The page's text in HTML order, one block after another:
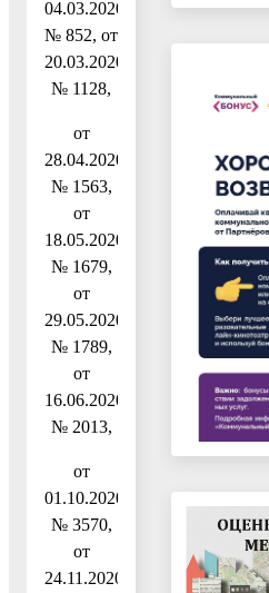
04.03.2020
№ 852, от
20.03.2020
№ 1128,
от
28.04.2020
№ 1563,
от
18.05.2020
№ 1679,
от
29.05.2020
№ 1789,
от
16.06.2020
№ 2013,
от
01.10.2020
№ 3570,
от
24.11.2020